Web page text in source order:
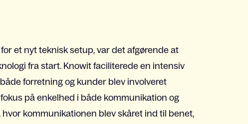
et nyt teknisk setup, var det afgørende at
fra start. Knowit faciliterede en intensiv
forretning og kunder blev involveret
på enkelhed i både kommunikation og
kommunikationen blev skåret ind til benet,